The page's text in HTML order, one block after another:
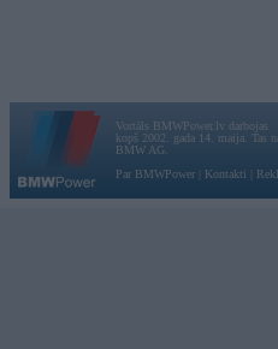
Vortāls BMWPower.lv darbojas
kopš 2002. gada 14. maija. Tas
BMW AG.
Par BMWPower
Kontakti